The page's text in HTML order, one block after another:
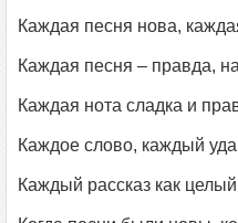
Каждая песня нова,
Каждая песня – правда,
Каждая нота сладка и
Каждое слово, каждый
Каждый рассказ как